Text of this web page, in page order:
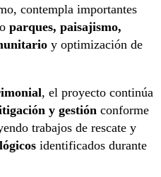
contempla importantes
parques, paisajismo,
y optimización de
, el proyecto continúa
y gestión conforme
trabajos de rescate y
identificados durante